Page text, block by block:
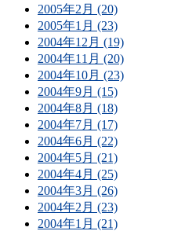
2005年2月 (20)
2005年1月 (23)
2004年12月 (19)
2004年11月 (20)
2004年10月 (23)
2004年9月 (15)
2004年8月 (18)
2004年7月 (17)
2004年6月 (22)
2004年5月 (21)
2004年4月 (25)
2004年3月 (26)
2004年2月 (23)
2004年1月 (21)